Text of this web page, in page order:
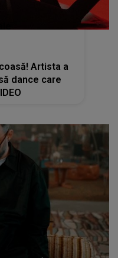
Artista a
dance care